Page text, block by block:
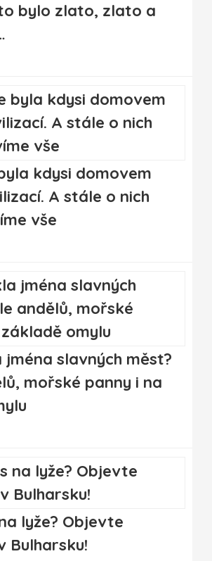
bylo zlato, zlato a
kdysi domovem
A stále o nich
vše
slavných měst?
mořské panny i na
lyže? Objevte
Bulharsku!